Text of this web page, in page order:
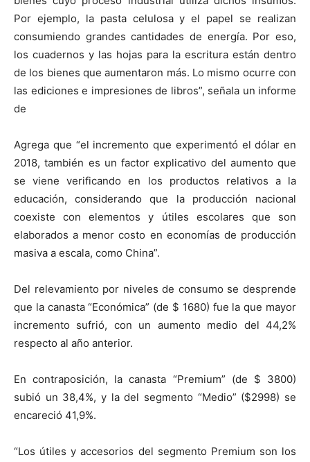
Por ejemplo, la pasta celulosa y el papel se realizan
consumiendo grandes cantidades de energía. Por eso,
los cuadernos y las hojas para la escritura están dentro
de los bienes que aumentaron más. Lo mismo ocurre con
las ediciones e impresiones de libros”, señala un informe
de
Agrega que “el incremento que experimentó el dólar en
2018, también es un factor explicativo del aumento que
se viene verificando en los productos relativos a la
educación, considerando que la producción nacional
coexiste con elementos y útiles escolares que son
elaborados a menor costo en economías de producción
masiva a escala, como China”.
Del relevamiento por niveles de consumo se desprende
que la canasta “Económica” (de $ 1680) fue la que mayor
incremento sufrió, con un aumento medio del 44,2%
respecto al año anterior.
En contraposición, la canasta “Premium” (de $ 3800)
subió un 38,4%, y la del segmento “Medio” ($2998) se
encareció 41,9%.
“Los útiles y accesorios del segmento Premium son los